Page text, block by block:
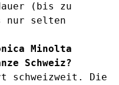
(bis zu
nur selten
Minolta
Schweiz?
schweizweit. Die